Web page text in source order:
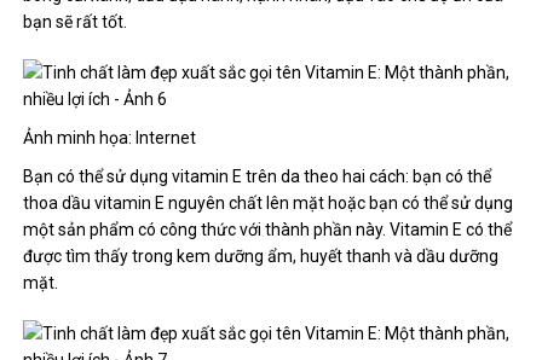
bạn sẽ rất tốt.
Ảnh minh họa: Internet
Bạn có thể sử dụng vitamin E trên da theo hai cách: bạn có thể
thoa dầu vitamin E nguyên chất lên mặt hoặc bạn có thể sử dụng
một sản phẩm có công thức với thành phần này. Vitamin E có thể
được tìm thấy trong kem dưỡng ẩm, huyết thanh và dầu dưỡng
mặt.